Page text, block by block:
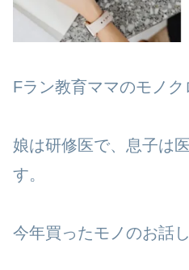
Fラン教育ママのモノク
娘は研修医で、息子は
す。
今年買ったモノのお話し